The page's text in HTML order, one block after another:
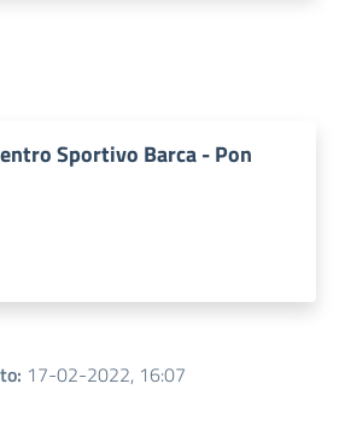
Sportivo Barca - Pon
: 17-02-2022, 16:07